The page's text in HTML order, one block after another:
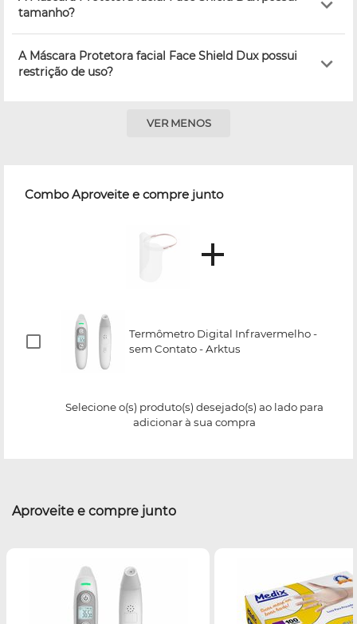
tamanho?
A Máscara Protetora facial Face Shield Dux possui
restrição de uso?
VER MENOS
Combo Aproveite e compre junto
Termômetro Digital Infravermelho -
sem Contato - Arktus
Selecione o(s) produto(s) desejado(s) ao lado para
adicionar à sua compra
Aproveite e compre junto